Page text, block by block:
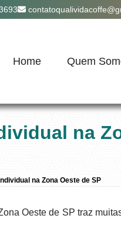
Home Quem
na
na Zona Oeste de SP
Oeste de SP traz